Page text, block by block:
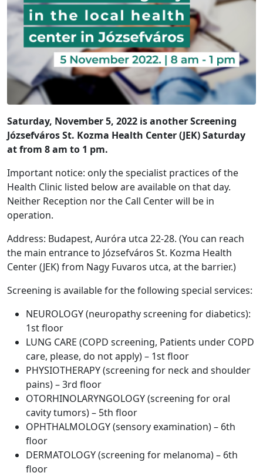
Saturday, November 5, 2022 is another Screening
Józsefváros St. Kozma Health Center (JEK) Saturday
at from 8 am to 1 pm.
Important notice: only the specialist practices of the
Health Clinic listed below are available on that day.
Neither Reception nor the Call Center will be in
operation.
Address: Budapest, Auróra utca 22-28. (You can reach
the main entrance to Józsefváros St. Kozma Health
Center (JEK) from Nagy Fuvaros utca, at the barrier.)
Screening is available for the following special services:
NEUROLOGY (neuropathy screening for diabetics):
1st floor
LUNG CARE (COPD screening, Patients under COPD
care, please, do not apply) – 1st floor
PHYSIOTHERAPY (screening for neck and shoulder
pains) – 3rd floor
OTORHINOLARYNGOLOGY (screening for oral
cavity tumors) – 5th floor
OPHTHALMOLOGY (sensory examination) – 6th
floor
DERMATOLOGY (screening for melanoma) – 6th
floor